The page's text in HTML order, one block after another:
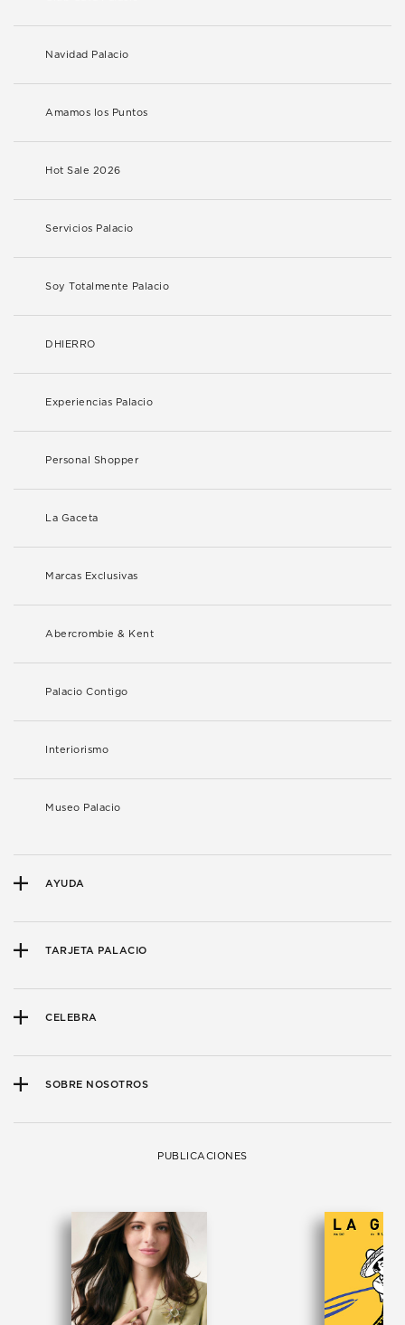
Navidad Palacio
Amamos los Puntos
Hot Sale 2026
Servicios Palacio
Soy Totalmente Palacio
DHIERRO
Experiencias Palacio
Personal Shopper
La Gaceta
Marcas Exclusivas
Abercrombie & Kent
Palacio Contigo
Interiorismo
Museo Palacio
AYUDA
TARJETA PALACIO
CELEBRA
SOBRE NOSOTROS
PUBLICACIONES